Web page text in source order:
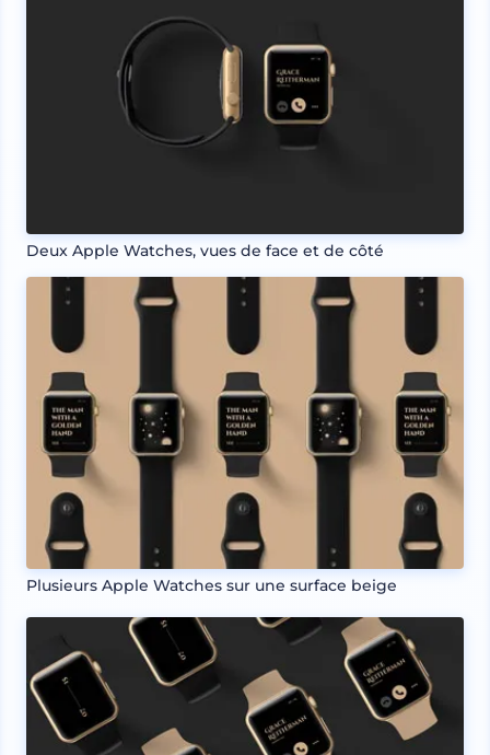
Deux Apple Watches, vues de face et de côté
Plusieurs Apple Watches sur une surface beige